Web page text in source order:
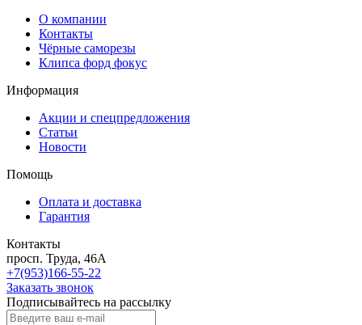
О компании
Контакты
Чёрные саморезы
Клипса форд фокус
Информация
Акции и спецпредложения
Статьи
Новости
Помощь
Оплата и доставка
Гарантия
Контакты
просп. Труда, 46А
+7(953)166-55-22
Заказать звонок
Подписывайтесь на рассылку